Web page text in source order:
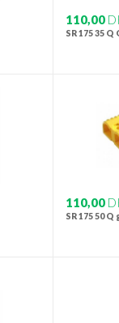
110,00
SR 175 35 Q
110,00
SR 175 50 Q